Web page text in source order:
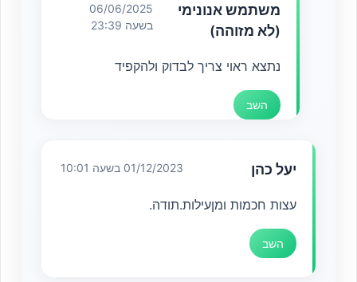
משתמש אנונימי
(לא מזוהה)
06/06/2025
בשעה 23:39
נתצא ראוי צריך לבדוק ולהקפיד
השב
יעל כהן 01/12/2023 בשעה 10:01
עצות חכמות ומןעילות.תודה.
השב